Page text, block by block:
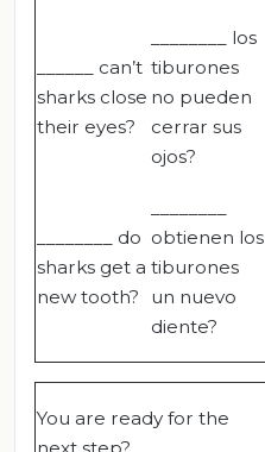
______ can’t
sharks close
their eyes?
________ los
tiburones
no pueden
cerrar sus
ojos?
________ do
sharks get a
new tooth?
obtienen los
tiburones
un nuevo
diente?
You are ready for the